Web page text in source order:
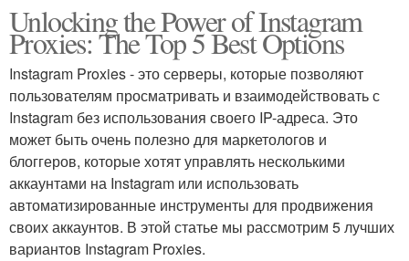
Unlocking the Power of Instagram
Proxies: The Top 5 Best Options
Instagram Proxies - это серверы, которые позволяют
пользователям просматривать и взаимодействовать с
Instagram без использования своего IP-адреса. Это
может быть очень полезно для маркетологов и
блоггеров, которые хотят управлять несколькими
аккаунтами на Instagram или использовать
автоматизированные инструменты для продвижения
своих аккаунтов. В этой статье мы рассмотрим 5 лучших
вариантов Instagram Proxies.